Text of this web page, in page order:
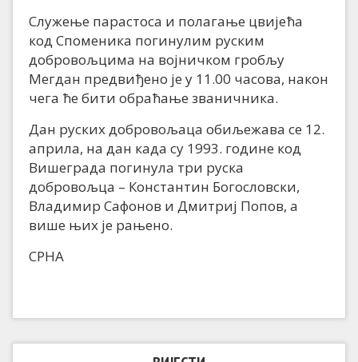
Служење парастоса и полагање цвијећа
код Споменика погинулим руским
добровољцима на војничком гробљу
Мегдан предвиђено је у 11.00 часова, након
чега ће бити обраћање званичника.
Дан руских добровољаца обиљежава се 12.
априла, на дан када су 1993. године код
Вишеграда погинула три руска
добровољца – Константин Богословски,
Владимир Сафонов и Дмитриј Попов, а
више њих је рањено.
СРНА